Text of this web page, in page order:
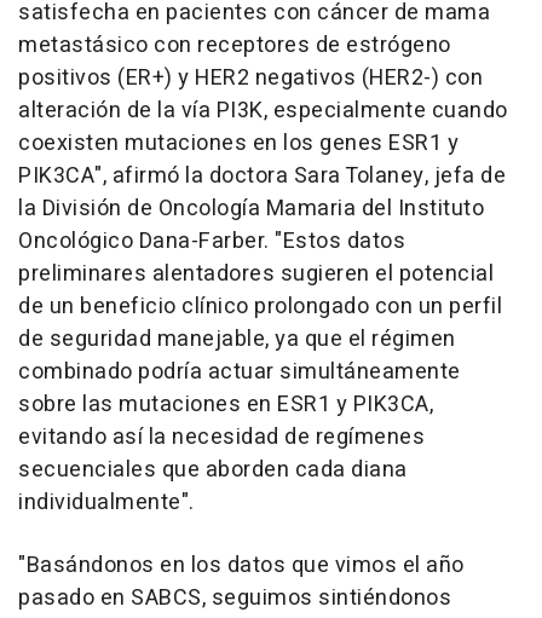
satisfecha en pacientes con cáncer de mama
metastásico con receptores de estrógeno
positivos (ER+) y HER2 negativos (HER2-) con
alteración de la vía PI3K, especialmente cuando
coexisten mutaciones en los genes ESR1 y
PIK3CA", afirmó la doctora Sara Tolaney, jefa de
la División de Oncología Mamaria del Instituto
Oncológico Dana-Farber. "Estos datos
preliminares alentadores sugieren el potencial
de un beneficio clínico prolongado con un perfil
de seguridad manejable, ya que el régimen
combinado podría actuar simultáneamente
sobre las mutaciones en ESR1 y PIK3CA,
evitando así la necesidad de regímenes
secuenciales que aborden cada diana
individualmente".
"Basándonos en los datos que vimos el año
pasado en SABCS, seguimos sintiéndonos